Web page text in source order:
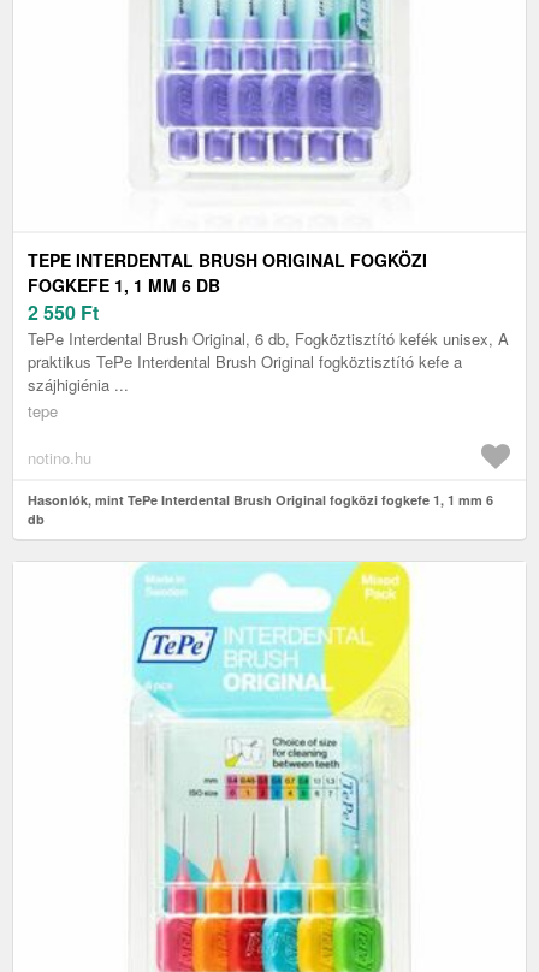
TEPE INTERDENTAL BRUSH ORIGINAL FOGKÖZI
FOGKEFE 1, 1 MM 6 DB
2 550 Ft
TePe Interdental Brush Original, 6 db, Fogköztisztító kefék unisex, A
praktikus TePe Interdental Brush Original fogköztisztító kefe a
szájhigiénia ...
tepe
notino.hu
Hasonlók, mint TePe Interdental Brush Original fogközi fogkefe 1, 1 mm 6
db